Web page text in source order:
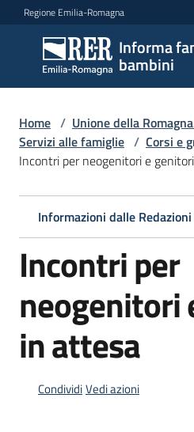
Vai al contenuto
Vai alla navigazione
Vai al footer
Regione Emilia-Romagna
Informa
bambini
Informa
famiglie
e
bambini
Menu selezionato
per
famiglie
Home / Unione della
Servizi alle famiglie / Corsi e
Incontri per neogenitori e
Informazioni dalle
Incontri per
neogenitori
in attesa
CondividiVedi azioni